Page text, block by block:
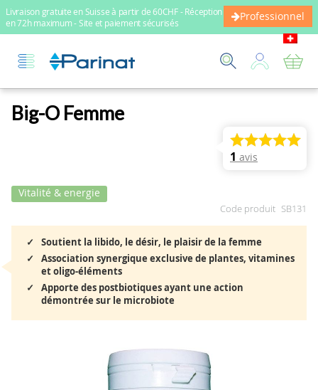
Livraison gratuite en Suisse à partir de 60CHF - Réception
en 72h maximum - Site et paiement sécurisés
Professionnel
Big-O Femme
1 avis
Vitalité & energie
Code produit SB131
Soutient la libido, le désir, le plaisir de la femme
Association synergique exclusive de plantes, vitamines
et oligo-éléments
Apporte des postbiotiques ayant une action
démontrée sur le microbiote